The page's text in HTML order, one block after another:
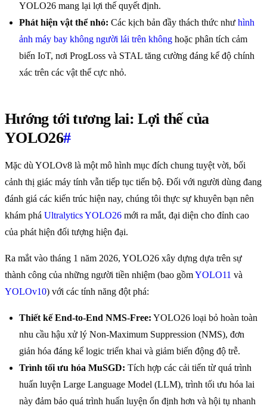
YOLO26 mang lại lợi thế quyết định.
Phát hiện vật thể nhỏ: Các kịch bản đầy thách thức như hình
ảnh máy bay không người lái trên không hoặc phân tích cảm
biến IoT, nơi ProgLoss và STAL tăng cường đáng kể độ chính
xác trên các vật thể cực nhỏ.
Hướng tới tương lai: Lợi thế của
YOLO26#
Mặc dù YOLOv8 là một mô hình mục đích chung tuyệt vời, bối
cảnh thị giác máy tính vẫn tiếp tục tiến bộ. Đối với người dùng đang
đánh giá các kiến trúc hiện nay, chúng tôi thực sự khuyên bạn nên
khám phá Ultralytics YOLO26 mới ra mắt, đại diện cho đỉnh cao
của phát hiện đối tượng hiện đại.
Ra mắt vào tháng 1 năm 2026, YOLO26 xây dựng dựa trên sự
thành công của những người tiền nhiệm (bao gồmYOLO11 và
YOLOv10) với các tính năng đột phá:
Thiết kế End-to-End NMS-Free: YOLO26 loại bỏ hoàn toàn
nhu cầu hậu xử lý Non-Maximum Suppression (NMS), đơn
giản hóa đáng kể logic triển khai và giảm biến động độ trễ.
Trình tối ưu hóa MuSGD: Tích hợp các cải tiến từ quá trình
huấn luyện Large Language Model (LLM), trình tối ưu hóa lai
này đảm bảo quá trình huấn luyện ổn định hơn và hội tụ nhanh